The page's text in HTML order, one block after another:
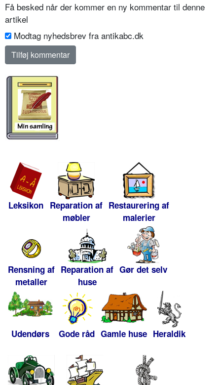
Få besked når der kommer en ny kommentar til denne
artikel
Modtag nyhedsbrev fra antikabc.dk
Leksikon Reparation af
møbler
Restaurering af
malerier
Rensning af
metaller
Reparation af
huse
Gør det selv
Udendørs Gode råd Gamle huse Heraldik